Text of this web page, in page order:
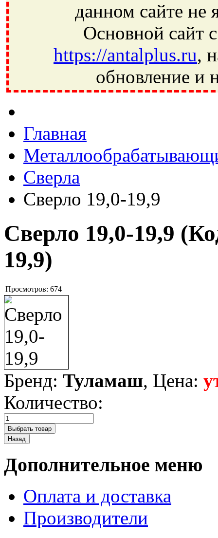
данном сайте не
Основной сайт
https://antalplus.ru,
обновление и
Ивантеевка, подшипники, пневматика, метизы, техника,
Главная
Сверла
Сверло 19,0-19,9
Сверло 19,0-19,9
19,9)
Просмотров: 674
Бренд: Туламаш, Цена:
Количество:
Дополнительное меню
Оплата и доставка
Производители